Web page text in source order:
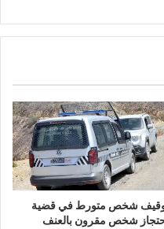
شخص متورط في قضية
شخص مقرون بالعنف